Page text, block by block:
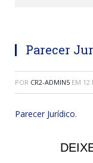
Parecer
POR CR2-ADMIN5 EM 12
Parecer Jurídico.